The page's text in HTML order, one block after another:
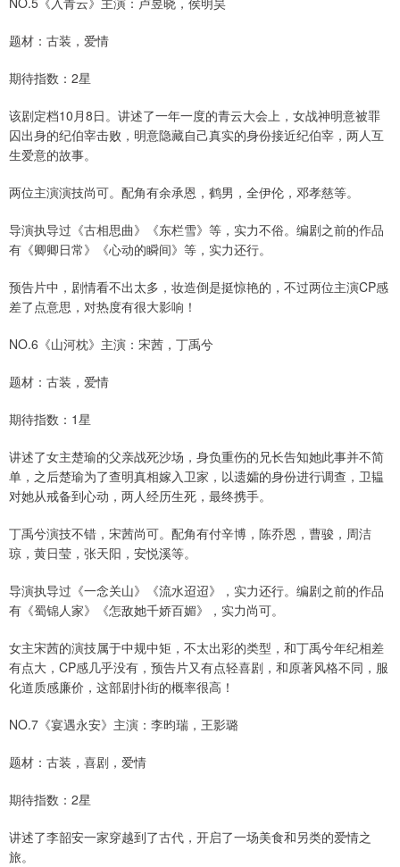
题材：古装，爱情
期待指数：2星
该剧定档10月8日。讲述了一年一度的青云大会上，女战神明意被罪
囚出身的纪伯宰击败，明意隐藏自己真实的身份接近纪伯宰，两人互
生爱意的故事。
两位主演演技尚可。配角有余承恩，鹤男，全伊伦，邓孝慈等。
导演执导过《古相思曲》《东栏雪》等，实力不俗。编剧之前的作品
有《卿卿日常》《心动的瞬间》等，实力还行。
预告片中，剧情看不出太多，妆造倒是挺惊艳的，不过两位主演CP感
差了点意思，对热度有很大影响！
NO.6《山河枕》主演：宋茜，丁禹兮
题材：古装，爱情
期待指数：1星
讲述了女主楚瑜的父亲战死沙场，身负重伤的兄长告知她此事并不简
单，之后楚瑜为了查明真相嫁入卫家，以遗孀的身份进行调查，卫韫
对她从戒备到心动，两人经历生死，最终携手。
丁禹兮演技不错，宋茜尚可。配角有付辛博，陈乔恩，曹骏，周洁
琼，黄日莹，张天阳，安悦溪等。
导演执导过《一念关山》《流水迢迢》，实力还行。编剧之前的作品
有《蜀锦人家》《怎敌她千娇百媚》，实力尚可。
女主宋茜的演技属于中规中矩，不太出彩的类型，和丁禹兮年纪相差
有点大，CP感几乎没有，预告片又有点轻喜剧，和原著风格不同，服
化道质感廉价，这部剧扑街的概率很高！
NO.7《宴遇永安》主演：李昀瑞，王影璐
题材：古装，喜剧，爱情
期待指数：2星
讲述了李韶安一家穿越到了古代，开启了一场美食和另类的爱情之
旅。